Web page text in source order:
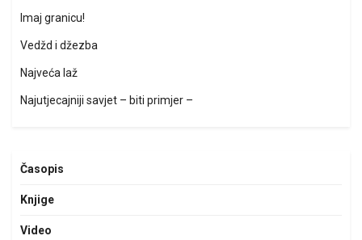
Imaj granicu!
Vedžd i džezba
Najveća laž
Najutjecajniji savjet – biti primjer –
Časopis
Knjige
Video